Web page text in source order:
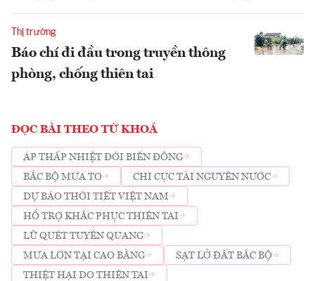
Thị trường
Báo chí đi đầu trong truyền thông
phòng, chống thiên tai
ĐỌC BÀI THEO TỪ KHOÁ
ÁP THẤP NHIỆT ĐỚI BIỂN ĐÔNG
BẮC BỘ MƯA TO
CHI CỤC TÀI NGUYÊN NƯỚC
DỰ BÁO THỜI TIẾT VIỆT NAM
HỖ TRỢ KHẮC PHỤC THIÊN TAI
LŨ QUÉT TUYÊN QUANG
MƯA LỚN TẠI CAO BẰNG
SẠT LỞ ĐẤT BẮC BỘ
THIỆT HẠI DO THIÊN TAI